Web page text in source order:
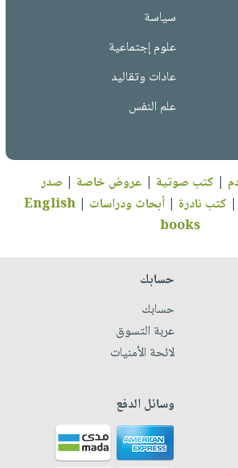
سياسة
علوم إجتماعية
عادات وتقاليد
علم النفس
| كتب صوتية | عروض خاصة | صدر
| كتب نادرة |أبحاث ودراسات |
English
books
حسابك
حسابك
عربة التسوق
لائحة الأمنيات
وسائل الدفع